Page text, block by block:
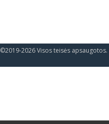
©2019-2026 Visos teisės apsaugotos.